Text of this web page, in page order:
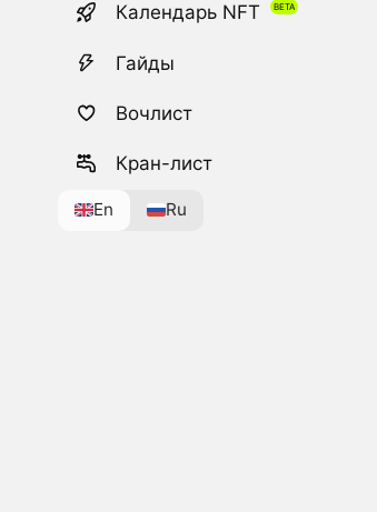
Календарь NFT
Гайды
Вочлист
Кран-лист
En Ru